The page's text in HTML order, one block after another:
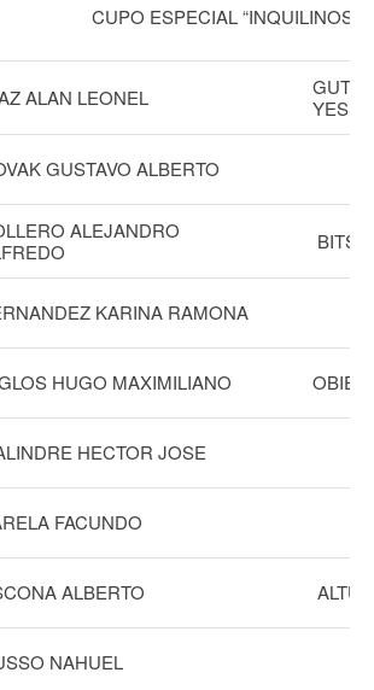
CUPO ESPECIAL “INQUILINOS”
ALAN LEONEL
GUSTAVO ALBERTO
ALEJANDRO
KARINA RAMONA
HUGO MAXIMILIANO
HECTOR JOSE
FACUNDO
ALBERTO
NAHUEL